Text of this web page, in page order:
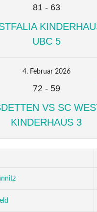
81- 63
UBC 5
4. Februar 2026
72- 59
VS SC
KINDERHAUS 3